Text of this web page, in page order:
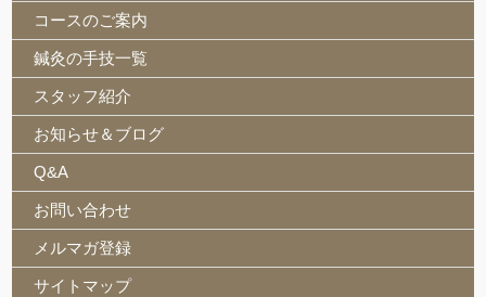
コースのご案内
鍼灸の手技一覧
スタッフ紹介
お知らせ＆ブログ
Q&A
お問い合わせ
メルマガ登録
サイトマップ